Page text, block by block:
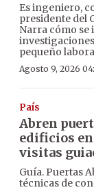
Es ingeniero,
presidente del
Narra cómo
pequeño
Agosto 9, 2026
País
Abren
edificios
visitas
Guía. Puertas
técnicas de